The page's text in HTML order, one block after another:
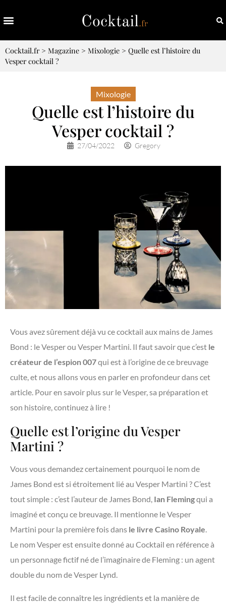
Cocktail.fr> Magazine > Mixologie > Quelle est l’histoire du
Vesper cocktail ?
Mixologie
Quelle est l’histoire du
Vesper cocktail ?
27/04/2022 Gregory
Vous avez sûrement déjà vu ce cocktail aux mains de James
Bond : le Vesper ou Vesper Martini. Il faut savoir que c’est le
créateur de l’espion 007qui est à l’origine de ce breuvage
culte, et nous allons vous en parler en profondeur dans cet
article. Pour en savoir plus sur le Vesper, sa préparation et
son histoire, continuez à lire !
Quelle est l’origine du Vesper
Martini ?
Vous vous demandez certainement pourquoi le nom de
James Bond est si étroitement lié au Vesper Martini ? C’est
tout simple : c’est l’auteur de James Bond, Ian Flemingqui a
imaginé et conçu ce breuvage. Il mentionne le Vesper
Martini pour la première fois dans le livre Casino Royale
Le nom Vesper est ensuite donné au Cocktail en référence à
un personnage fictif né de l’imaginaire de Fleming : un agent
double du nom de Vesper Lynd.
Il est facile de connaître les ingrédients et la manière de